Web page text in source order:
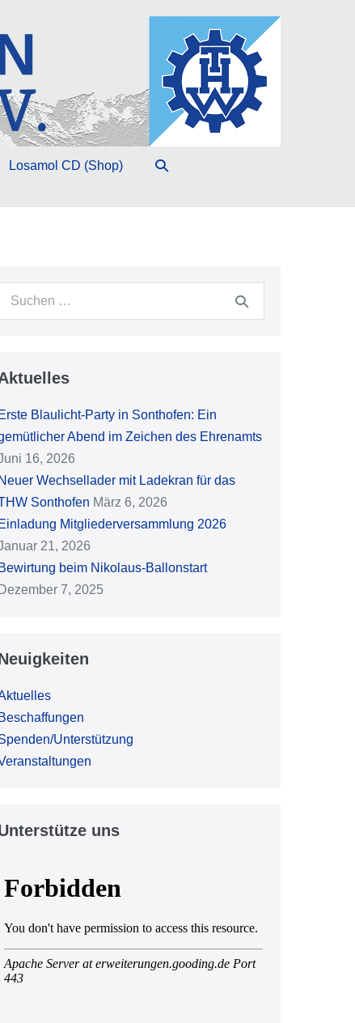
Losamol CD (Shop)
Suche-
Suche
Erste Blaulicht-Party in Sonthofen: Ein
Abend im Zeichen des Ehrenamts
16, 2026
Neuer Wechsellader mit Ladekran für das
Sonthofen März 6, 2026
Einladung Mitgliederversammlung 2026
21, 2026
Bewirtung beim Nikolaus-Ballonstart
Dezember 7, 2025
Beschaffungen
Unterstützung
uns